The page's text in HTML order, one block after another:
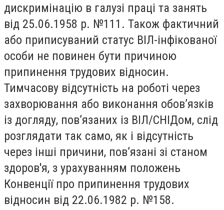
дискримінацію в галузі праці та занять
від 25.06.1958 р. №111. Також фактичний
або приписуваний статус ВІЛ-інфікованої
особи не повинен бути причиною
припинення трудових відносин.
Тимчасову відсутність на роботі через
захворювання або виконання обов’язків
із догляду, пов’язаних із ВІЛ/СНІДом, слід
розглядати так само, як і відсутність
через інші причини, пов’язані зі станом
здоров'я, з урахуванням положень
Конвенції про припинення трудових
відносин від 22.06.1982 р. №158.